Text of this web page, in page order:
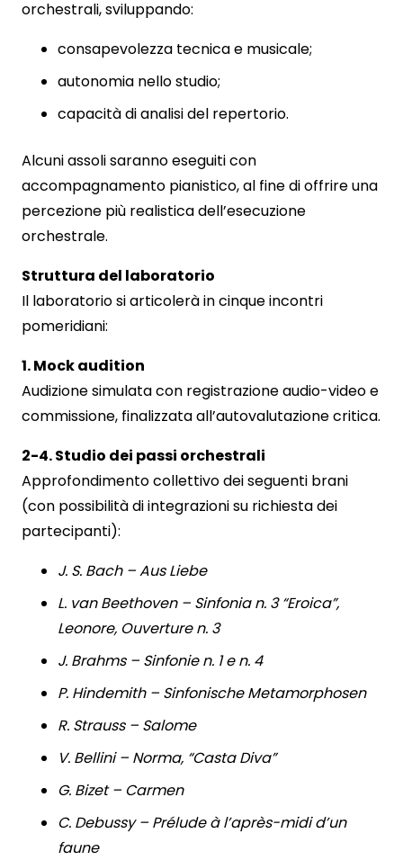
orchestrali, sviluppando:
consapevolezza tecnica e musicale;
autonomia nello studio;
capacità di analisi del repertorio.
Alcuni assoli saranno eseguiti con
accompagnamento pianistico, al fine di offrire una
percezione più realistica dell’esecuzione
orchestrale.
Struttura del laboratorio
Il laboratorio si articolerà in cinque incontri
pomeridiani:
1. Mock audition
Audizione simulata con registrazione audio-video e
commissione, finalizzata all’autovalutazione critica.
2-4. Studio dei passi orchestrali
Approfondimento collettivo dei seguenti brani
(con possibilità di integrazioni su richiesta dei
partecipanti):
J. S. Bach – Aus Liebe
L. van Beethoven – Sinfonia n. 3 “Eroica”,
Leonore, Ouverture n. 3
J. Brahms – Sinfonie n. 1 e n. 4
P. Hindemith – Sinfonische Metamorphosen
R. Strauss – Salome
V. Bellini – Norma, “Casta Diva”
G. Bizet – Carmen
C. Debussy – Prélude à l’après-midi d’un
faune